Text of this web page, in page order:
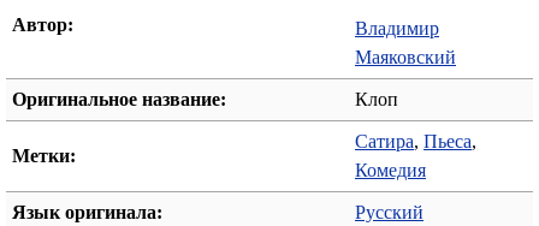
Автор:
Владимир
Маяковский
Оригинальное название: Клоп
Метки:
Сатира, Пьеса,
Комедия
Язык оригинала: Русский